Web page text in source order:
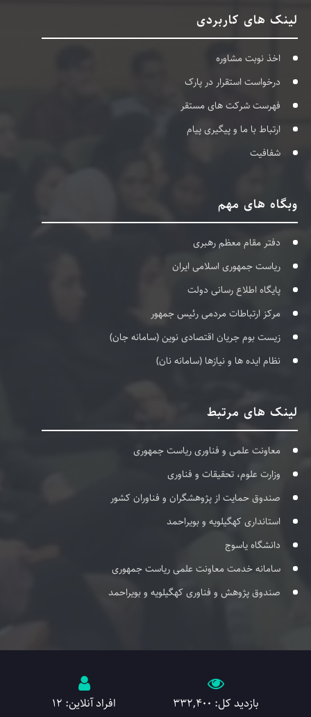
لینک های کاربردی
اخذ نوبت مشاوره
درخواست استقرار در پارک
فهرست شرکت های مستقر
ارتباط با ما و پیگیری پیام
شفافیت
وبگاه های مهم
دفتر مقام معظم رهبری
ریاست جمهوری اسلامی ایران
پایگاه اطلاع رسانی دولت
مرکز ارتباطات مردمی رئیس جمهور
زیست بوم جریان اقتصادی نوین (سامانه جان)
نظام ایده ها و نیازها (سامانه نان)
لینک های مرتبط
معاونت علمی و فناوری ریاست جمهوری
وزارت علوم، تحقیقات و فناوری
صندوق حمایت از پژوهشگران و فناوران کشور
استانداری کهگیلویه و بویراحمد
دانشگاه یاسوج
سامانه خدمت معاونت علمی ریاست جمهوری
صندوق پژوهش و فناوری کهگیلویه و بویراحمد
بازدید کل: 332,400 افراد آنلاین: 12